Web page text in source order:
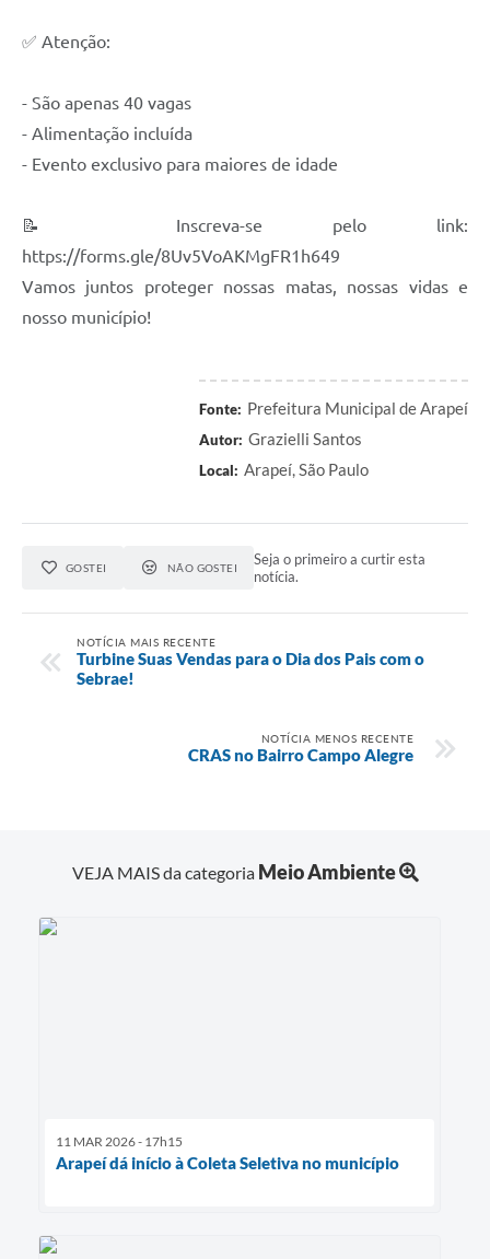
✅ Atenção:
- São apenas 40 vagas
- Alimentação incluída
- Evento exclusivo para maiores de idade
📝 Inscreva-se pelo link:
https://forms.gle/8Uv5VoAKMgFR1h649
Vamos juntos proteger nossas matas, nossas vidas e
nosso município!
Fonte: Prefeitura Municipal de Arapeí
Autor: Grazielli Santos
Local: Arapeí, São Paulo
GOSTEI NÃO GOSTEI
Seja o primeiro a curtir esta
notícia.
NOTÍCIA MAIS RECENTE
Turbine Suas Vendas para o Dia dos Pais com o
Sebrae!
NOTÍCIA MENOS RECENTE
CRAS no Bairro Campo Alegre
VEJA MAIS da categoria Meio Ambiente
11 MAR 2026 - 17h15
Arapeí dá início à Coleta Seletiva no município